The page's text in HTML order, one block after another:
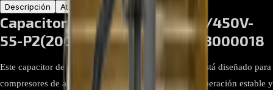
Descripción
Atributos
Capacitor de Compresor 40UF/450V-
55-P2(2000h) RoHS | 17400103000018
Este capacitor de 40 microfaradios y 450 voltios AC está diseñado para
compresores de aire acondicionado, ofreciendo una operación estable y